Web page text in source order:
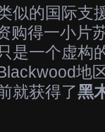
似的国际支
购得一小片
是一个虚构
地
就获得了黑